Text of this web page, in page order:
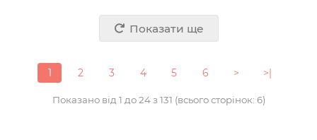
Показати ще
1 2 3 4 5 6 > >|
Показано від 1 до 24 з 131 (всього сторінок: 6)